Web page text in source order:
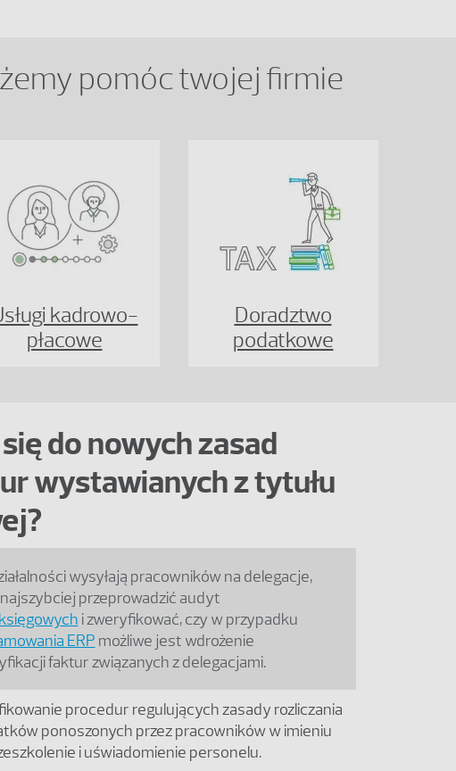
pomóc twojej firmie
kadrowo-
płacowe
Doradztwo
podatkowe
do nowych zasad
wystawianych z tytułu
wysyłają pracowników na delegacje,
przeprowadzić audyt
i zweryfikować, czy w przypadku
ERP możliwe jest wdrożenie
faktur związanych z delegacjami.
procedur regulujących zasady rozliczania
ponoszonych przez pracowników w imieniu
i uświadomienie personelu.